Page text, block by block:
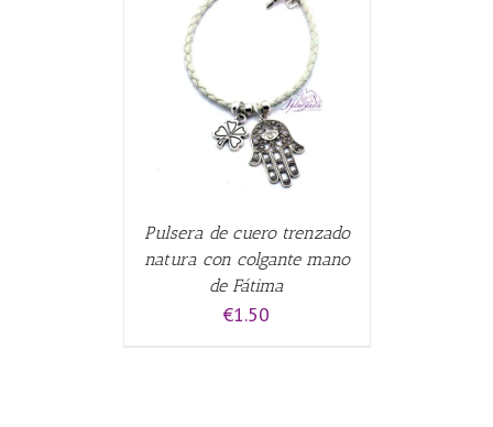
Pulsera de cuero trenzado
natura con colgante mano
de Fátima
€1.50